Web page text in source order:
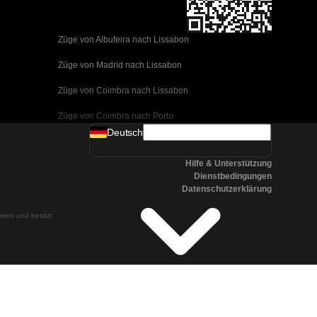
Züge von Albufeira nach Lissabon
Züge von Madrid nach Lissabon
Züge von Coimbra nach Lissabon
Züge von Coimbra nach Porto
Züge von Valencia nach Barcelona
Züge von Malaga nach Barcelona
Züge von Malaga nach Madrid
Züge von Cordoba nach Madrid
und besitzt
Deutsch
Hilfe & Unterstützung
Dienstbedingungen
Datenschutzerklärung